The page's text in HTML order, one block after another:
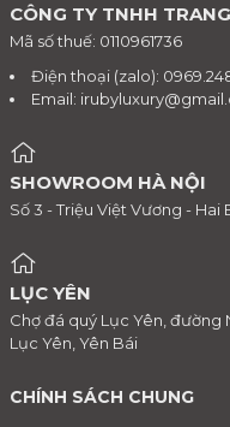
CÔNG TY TNHH
Mã số thuế: 0110961736
Điện thoại (zalo):
Email:
SHOWROOM HÀ NỘI
Số 3 - Triệu Việt Vương - Hai
LỤC YÊN
Chợ đá quý Lục Yên, đường
Lục Yên, Yên Bái
CHÍNH SÁCH CHUNG